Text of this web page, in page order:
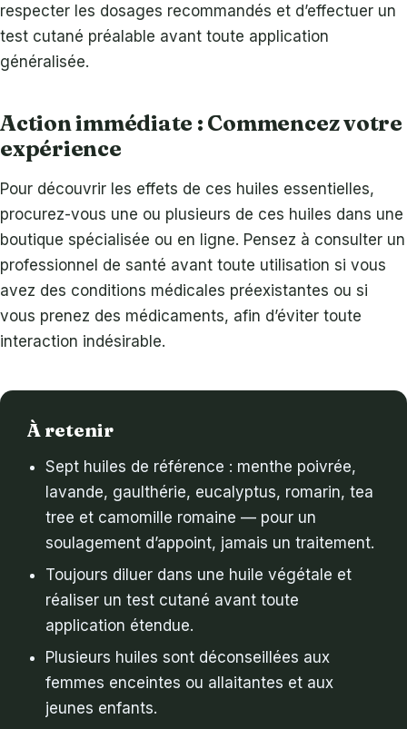
respecter les dosages recommandés et d’effectuer un
test cutané préalable avant toute application
généralisée.
Action immédiate : Commencez votre
expérience
Pour découvrir les effets de ces huiles essentielles,
procurez-vous une ou plusieurs de ces huiles dans une
boutique spécialisée ou en ligne. Pensez à consulter un
professionnel de santé avant toute utilisation si vous
avez des conditions médicales préexistantes ou si
vous prenez des médicaments, afin d’éviter toute
interaction indésirable.
À retenir
Sept huiles de référence : menthe poivrée,
lavande, gaulthérie, eucalyptus, romarin, tea
tree et camomille romaine — pour un
soulagement d’appoint, jamais un traitement.
Toujours diluer dans une huile végétale et
réaliser un test cutané avant toute
application étendue.
Plusieurs huiles sont déconseillées aux
femmes enceintes ou allaitantes et aux
jeunes enfants.